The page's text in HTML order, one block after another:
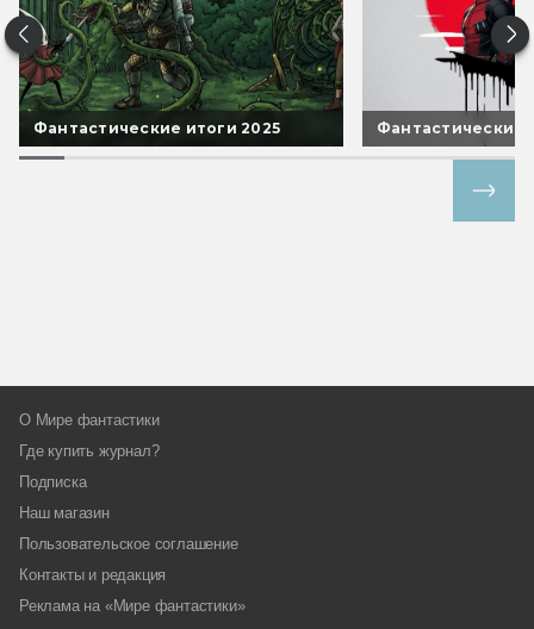
Фантастические итоги 2025 Фантастические
О Мире фантастики
Где купить журнал?
Подписка
Наш магазин
Пользовательское соглашение
Контакты и редакция
Реклама на «Мире фантастики»